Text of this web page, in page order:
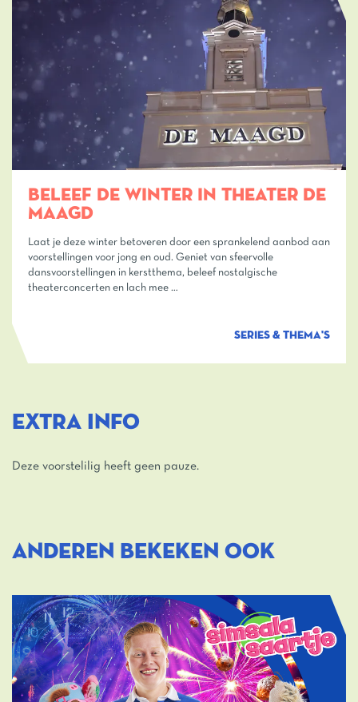
BELEEF DE WINTER IN THEATER DE
MAAGD
Laat je deze winter betoveren door een sprankelend aanbod aan
voorstellingen voor jong en oud. Geniet van sfeervolle
dansvoorstellingen in kerstthema, beleef nostalgische
theaterconcerten en lach mee …
SERIES & THEMA'S
EXTRA INFO
Deze voorstelilig heeft geen pauze.
ANDEREN BEKEKEN OOK